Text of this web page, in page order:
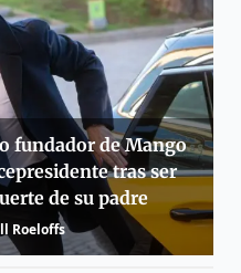
fundador de Mango
tras ser
de su padre
Roeloffs